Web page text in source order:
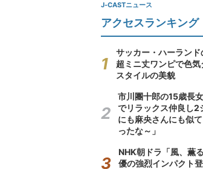
J-CASTニュース
アクセスランキング
サッカー・ハーランド
超ミニ丈ワンピで色
スタイルの美貌
市川團十郎の15歳長
でリラックス仲良し
にも麻央さんにも似
ったな～」
NHK朝ドラ「風、薫
優の強烈インパクト